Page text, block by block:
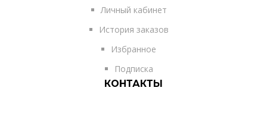
Личный кабинет
История заказов
Избранное
Подписка
КОНТАКТЫ